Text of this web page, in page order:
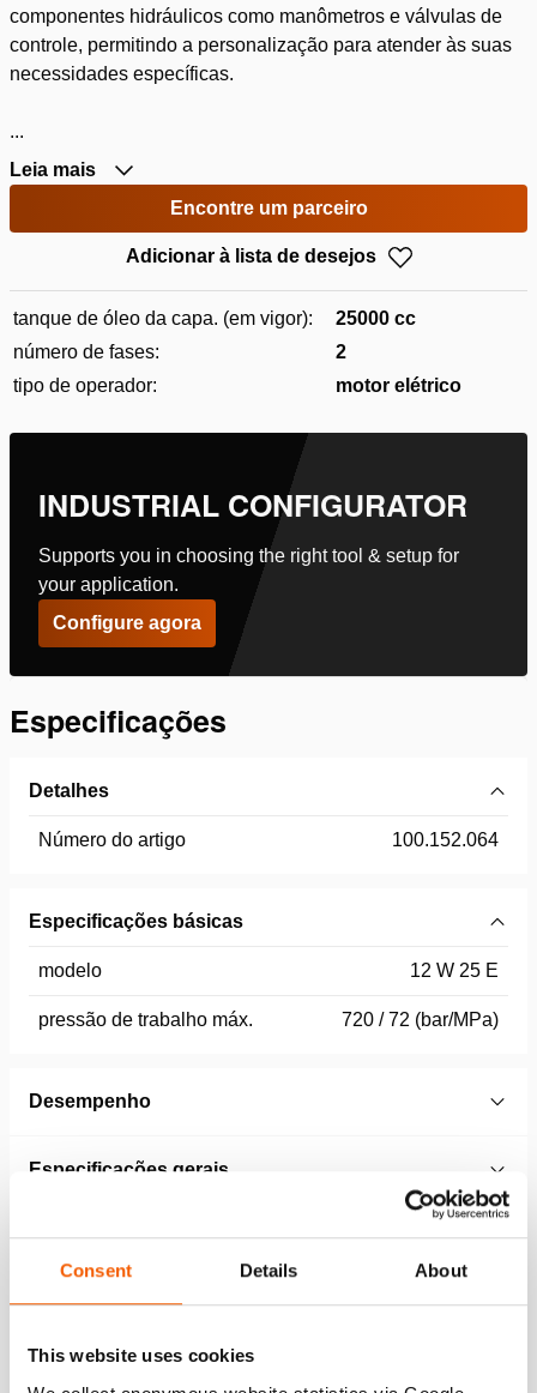
Consent Details About
This website uses cookies
componentes hidráulicos como manômetros e válvulas de
controle, permitindo a personalização para atender às suas
necessidades específicas.
...
Leia mais
Encontre um parceiro
Adicionar à lista de desejos
tanque de óleo da capa. (em vigor):
25000 cc
número de fases:
2
tipo de operador:
motor elétrico
INDUSTRIAL CONFIGURATOR
Supports you in choosing the right tool & setup for
your application.
Configure agora
Especificações
Detalhes
Número do artigo 100.152.064
Especificações básicas
modelo 12 W 25 E
pressão de trabalho máx. 720 / 72 (bar/MPa)
Desempenho
Especificações gerais
Dimensões, peso e temperatura
Características